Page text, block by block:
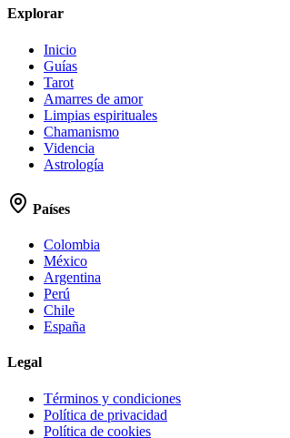
Explorar
Inicio
Guías
Tarot
Amarres de amor
Limpias espirituales
Chamanismo
Videncia
Astrología
Países
Colombia
México
Argentina
Perú
Chile
España
Legal
Términos y condiciones
Política de privacidad
Política de cookies